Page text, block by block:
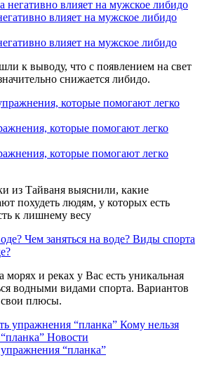
влияет на мужское либидо
влияет на мужское либидо
к выводу, что с появлением на свет
снижается либидо.
которые помогают легко
которые помогают легко
из Тайваня выяснили, какие
похудеть людям, у которых есть
к лишнему весу
Чем заняться на воде? Виды спорта
морях и реках у Вас есть уникальная
водными видами спорта. Вариантов
плюсы.
Кому нельзя
Новости
“планка”